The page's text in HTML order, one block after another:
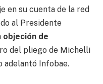
en su cuenta de la red
al Presidente
objeción de
del pliego de Michelli
adelantó Infobae.